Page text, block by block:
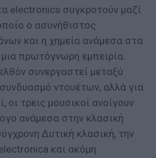
electronics συγκροτούν μαζί
ο ασυνήθιστος
και η χημεία ανάμεσα στα
πρωτόγνωρη εμπειρία.
συνεργαστεί μεταξύ
ντουέτων, αλλά για
τρεις μουσικοί ανοίγουν
ανάμεσα στην κλασική
Δυτική κλασική, την
και ακόμη